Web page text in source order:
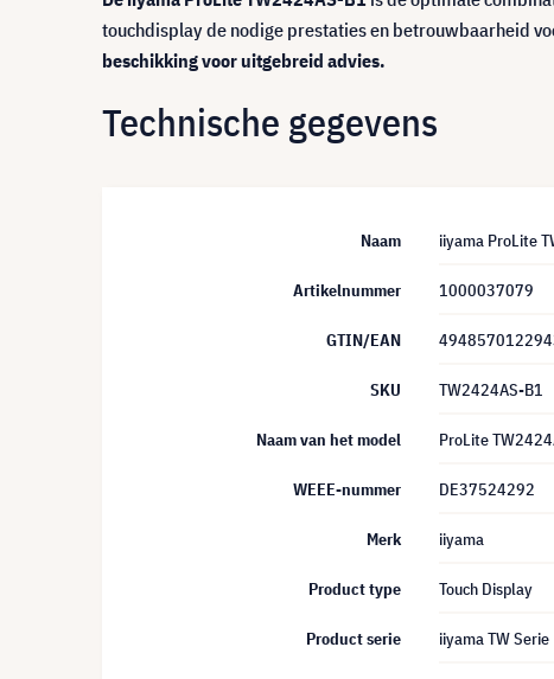
touchdisplay de nodige prestaties en betrouwbaarheid
beschikking voor uitgebreid advies.
Technische gegevens
Naam iiyama ProLite
Artikelnummer 1000037079
GTIN/EAN
SKU TW2424AS-B1
Naam van het model ProLite
WEEE-nummer DE37524292
Merk iiyama
Product type Touch Display
Product serie iiyama TW Serie